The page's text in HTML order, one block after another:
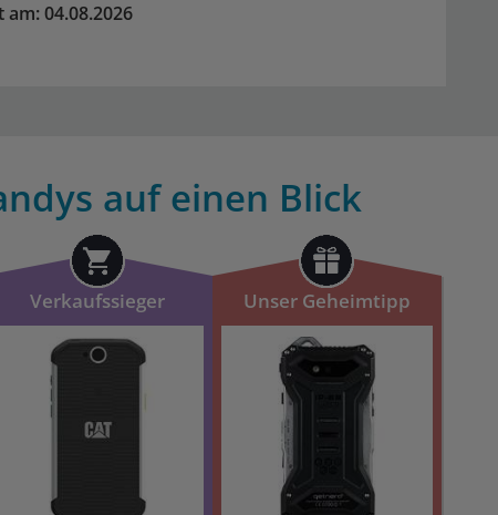
04.08.2026
auf einen Blick
Verkaufssieger Unser Geheimtipp